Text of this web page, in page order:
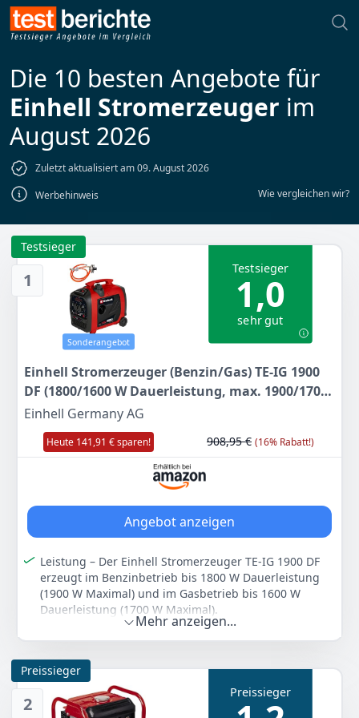
Die 10 besten Angebote für
Einhell Stromerzeuger im
August 2026
Zuletzt aktualisiert am 09. August 2026
Werbehinweis
Wie vergleichen wir?
1
Testsieger
Sonderangebot
Testsieger
1,0
sehr gut
Einhell Stromerzeuger (Benzin/Gas) TE-IG 1900
DF (1800/1600 W Dauerleistung, max. 1900/1700
W, 4,2 L Tank, Inverter, 4-Takt-Motor, 2x 230 V, 2x
USB-Anschluss, 1x 12 V)
Einhell Germany AG
Heute 141,91 € sparen! 908,95 € (16% Rabatt!)
Angebot anzeigen
Leistung – Der Einhell Stromerzeuger TE-IG 1900 DF
erzeugt im Benzinbetrieb bis 1800 W Dauerleistung
(1900 W Maximal) und im Gasbetrieb bis 1600 W
Dauerleistung (1700 W Maximal).
Tank – Der Generator verfügt über einen 4,2 Liter
Benzin-Tank und kann alternativ mit Gas (Propan, LPG)
betrieben werden.
Inverter-Technologie – Um auch sensible elektronische
Geräte an das Stromaggregat anschließen zu können,
sorgt die Inverter-Technologie für Strom ohne
Mehr anzeigen...
2
Preissieger
Preissieger